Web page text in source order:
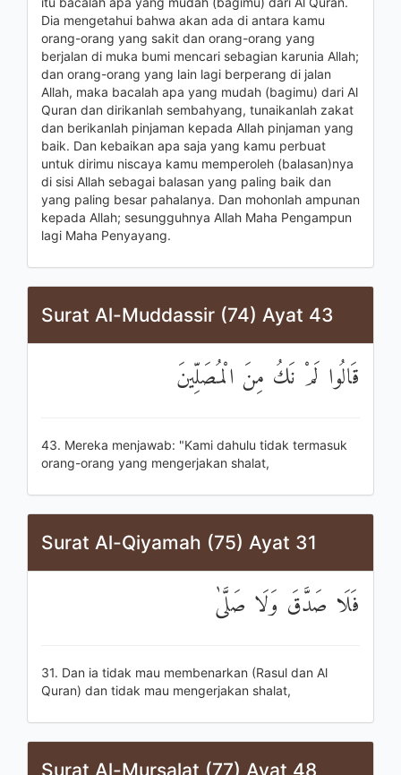
Dia mengetahui bahwa akan ada di antara kamu
orang-orang yang sakit dan orang-orang yang
berjalan di muka bumi mencari sebagian karunia Allah;
dan orang-orang yang lain lagi berperang di jalan
Allah, maka bacalah apa yang mudah (bagimu) dari Al
Quran dan dirikanlah sembahyang, tunaikanlah zakat
dan berikanlah pinjaman kepada Allah pinjaman yang
baik. Dan kebaikan apa saja yang kamu perbuat
untuk dirimu niscaya kamu memperoleh (balasan)nya
di sisi Allah sebagai balasan yang paling baik dan
yang paling besar pahalanya. Dan mohonlah ampunan
kepada Allah; sesungguhnya Allah Maha Pengampun
lagi Maha Penyayang.
Surat Al-Muddassir (74) Ayat 43
قَالُوا لَمْ نَكُ مِنَ الْمُصَلِّينَ
43. Mereka menjawab: "Kami dahulu tidak termasuk
orang-orang yang mengerjakan shalat,
Surat Al-Qiyamah (75) Ayat 31
فَلَا صَدَّقَ وَلَا صَلَّىٰ
31. Dan ia tidak mau membenarkan (Rasul dan Al
Quran) dan tidak mau mengerjakan shalat,
Surat Al-Mursalat (77) Ayat 48